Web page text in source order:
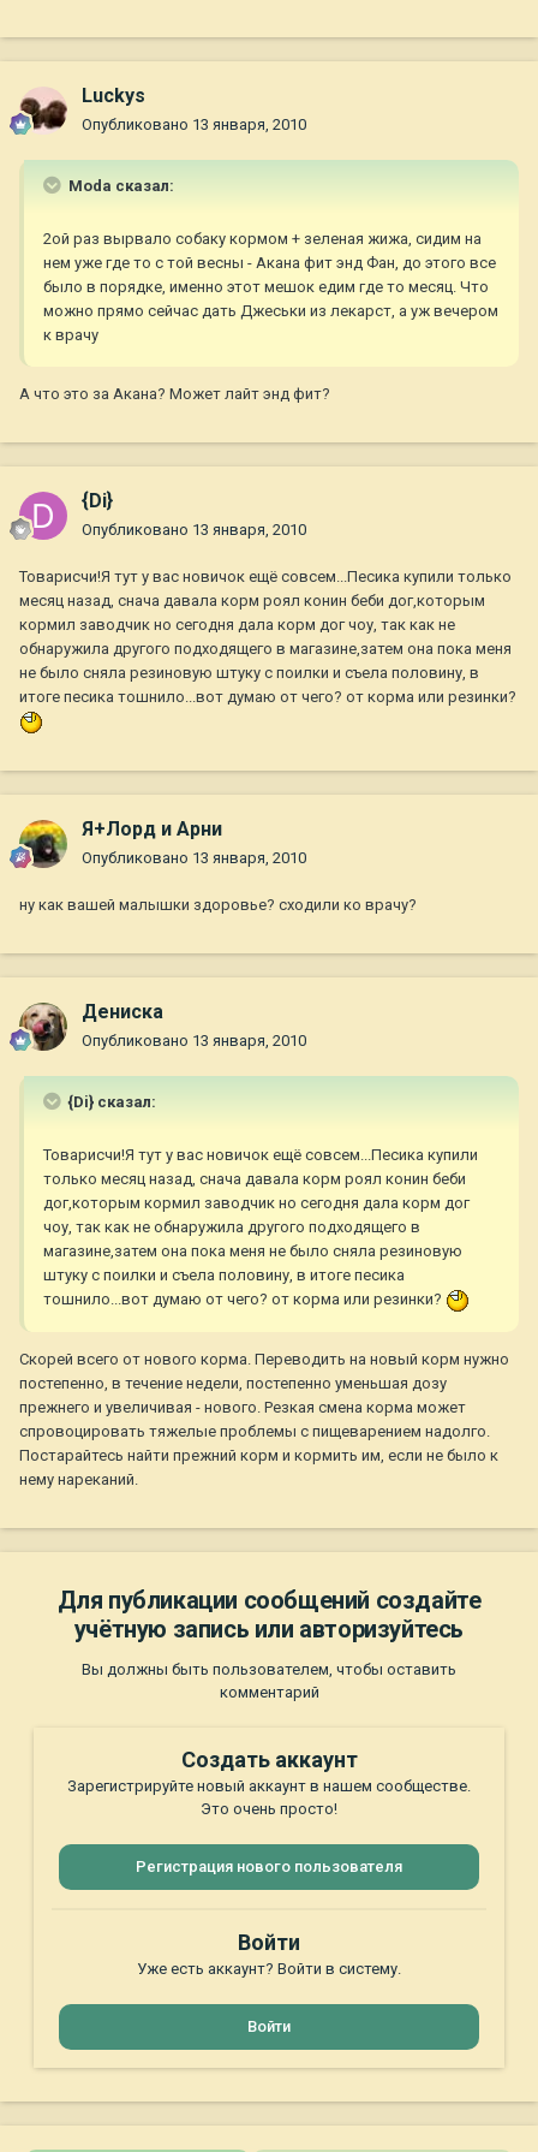
Luckys
Опубликовано 13 января, 2010
Moda сказал:
2ой раз вырвало собаку кормом + зеленая жижа, сидим на
нем уже где то с той весны - Акана фит энд Фан, до этого все
было в порядке, именно этот мешок едим где то месяц. Что
можно прямо сейчас дать Джеськи из лекарст, а уж вечером
к врачу
А что это за Акана? Может лайт энд фит?
{Di}
Опубликовано 13 января, 2010
Товарисчи!Я тут у вас новичок ещё совсем...Песика купили только
месяц назад, снача давала корм роял конин беби дог,которым
кормил заводчик но сегодня дала корм дог чоу, так как не
обнаружила другого подходящего в магазине,затем она пока меня
не было сняла резиновую штуку с поилки и съела половину, в
итоге песика тошнило...вот думаю от чего? от корма или резинки?
Я+Лорд и Арни
Опубликовано 13 января, 2010
ну как вашей малышки здоровье? сходили ко врачу?
Дениска
Опубликовано 13 января, 2010
{Di} сказал:
Товарисчи!Я тут у вас новичок ещё совсем...Песика купили
только месяц назад, снача давала корм роял конин беби
дог,которым кормил заводчик но сегодня дала корм дог
чоу, так как не обнаружила другого подходящего в
магазине,затем она пока меня не было сняла резиновую
штуку с поилки и съела половину, в итоге песика
тошнило...вот думаю от чего? от корма или резинки?
Скорей всего от нового корма. Переводить на новый корм нужно
постепенно, в течение недели, постепенно уменьшая дозу
прежнего и увеличивая - нового. Резкая смена корма может
спровоцировать тяжелые проблемы с пищеварением надолго.
Постарайтесь найти прежний корм и кормить им, если не было к
нему нареканий.
Для публикации сообщений создайте
учётную запись или авторизуйтесь
Вы должны быть пользователем, чтобы оставить
комментарий
Создать аккаунт
Зарегистрируйте новый аккаунт в нашем сообществе.
Это очень просто!
Регистрация нового пользователя
Войти
Уже есть аккаунт? Войти в систему.
Войти